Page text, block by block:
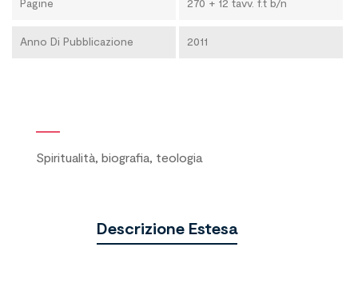
Pagine 270 + 12 tavv. f.t b/n
Anno Di Pubblicazione 2011
Spiritualità, biografia, teologia
Descrizione Estesa